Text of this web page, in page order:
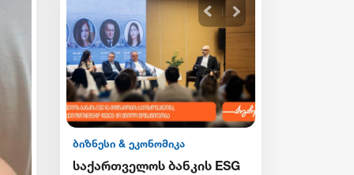
ბიზნესი & ეკონომიკა
საქართველოს ბანკის ESG